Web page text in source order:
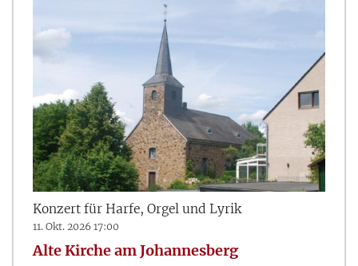
Konzert für Harfe, Orgel und Lyrik
11. Okt. 2026 17:00
Alte Kirche am Johannesberg